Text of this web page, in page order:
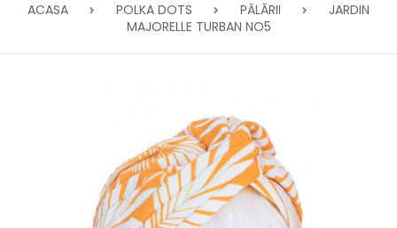
ACASA POLKA DOTS PĂLĂRII
JARDIN
MAJORELLE TURBAN NO5